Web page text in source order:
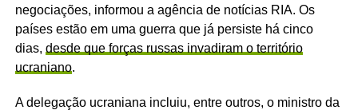
negociações, informou a agência de notícias RIA. Os
países estão em uma guerra que já persiste há cinco
dias, desde que forças russas invadiram o território
ucraniano.
A delegação ucraniana incluiu, entre outros, o ministro da